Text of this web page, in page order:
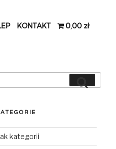
KONTAKT 0,00 zł
for:
kategorii